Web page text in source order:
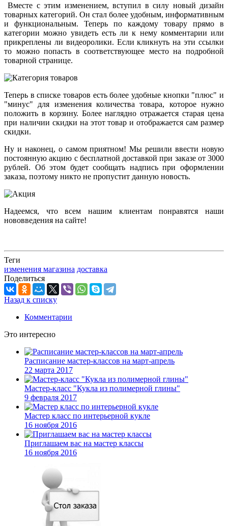
Вместе с этим изменением, вступил в силу новый дизайн
товарных категорий. Он стал более удобным, информативным
и функциональным. Теперь по каждому товару прямо в
категории можно увидеть есть ли к нему комментарии или
прикреплены ли видеоролики. Если кликнуть на эти ссылки
то можно попасть в соответствующее место на подробной
товарной странице.
Теперь в списке товаров есть более удобные кнопки "плюс" и
"минус" для изменения количества товара, которое нужно
положить в корзину. Более наглядно отражается старая цена
при наличии скидки на этот товар и отображается сам размер
скидки.
Ну и наконец, о самом приятном! Мы решили ввести новую
постоянную акцию с бесплатной доставкой при заказе от 3000
рублей. Об этом будет сообщать надпись при оформлении
заказа, поэтому никто не пропустит данную новость.
Надеемся, что всем нашим клиентам понравятся наши
нововведения на сайте!
Теги
изменения магазина доставка
Поделиться
Назад к списку
Комментарии
Это интересно
Расписание мастер-классов на март-апрель
22 марта 2017
Мастер-класс "Кукла из полимерной глины"
9 февраля 2017
Мастер класс по интерьерной кукле
16 ноября 2016
Приглашаем вас на мастер классы
16 ноября 2016